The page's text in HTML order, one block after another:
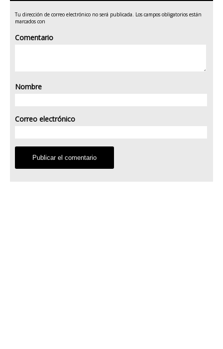
Tu dirección de correo electrónico no será publicada. Los campos obligatorios están
marcados con
Comentario
Nombre
Correo electrónico